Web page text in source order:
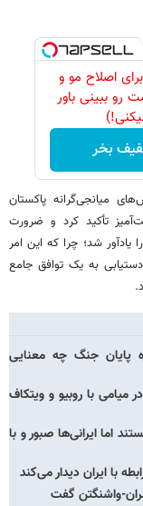
اصلاح مو و
رو ببینی باور
بخر
میانجی‌گرانه پاکستان
تأکید کرد و ضرورت
شد؛ چرا که این امر
به یک توافق جامع
پایان جنگ چه معنایی
با روبیو و ویتکاف
اما ایرانی‌ها صبور و با
با ایران دیدار می‌کند
واشنگتن گفت